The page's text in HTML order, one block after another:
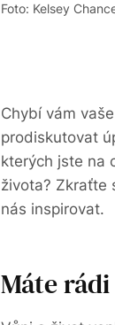
Foto: Kelsey
Chybí vám
prodiskutovat
kterých jste na
života? Zkraťte
nás inspirovat.
Máte